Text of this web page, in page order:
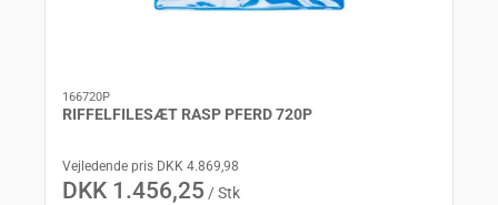
166720P
RIFFELFILESÆT RASP PFERD 720P
Vejledende pris DKK 4.869,98
DKK 1.456,25 / Stk